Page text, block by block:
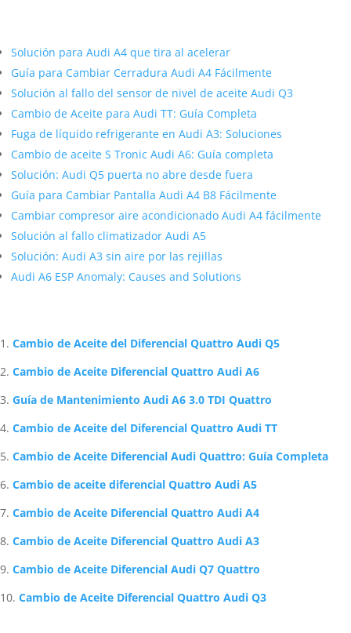
Solución para Audi A4 que tira al acelerar
Guía para Cambiar Cerradura Audi A4 Fácilmente
Solución al fallo del sensor de nivel de aceite Audi Q3
Cambio de Aceite para Audi TT: Guía Completa
Fuga de líquido refrigerante en Audi A3: Soluciones
Cambio de aceite S Tronic Audi A6: Guía completa
Solución: Audi Q5 puerta no abre desde fuera
Guía para Cambiar Pantalla Audi A4 B8 Fácilmente
Cambiar compresor aire acondicionado Audi A4 fácilmente
Solución al fallo climatizador Audi A5
Solución: Audi A3 sin aire por las rejillas
Audi A6 ESP Anomaly: Causes and Solutions
Cambio de Aceite del Diferencial Quattro Audi Q5
Cambio de Aceite Diferencial Quattro Audi A6
Guía de Mantenimiento Audi A6 3.0 TDI Quattro
Cambio de Aceite del Diferencial Quattro Audi TT
Cambio de Aceite Diferencial Audi Quattro: Guía Completa
Cambio de aceite diferencial Quattro Audi A5
Cambio de Aceite Diferencial Quattro Audi A4
Cambio de Aceite Diferencial Quattro Audi A3
Cambio de Aceite Diferencial Audi Q7 Quattro
Cambio de Aceite Diferencial Quattro Audi Q3